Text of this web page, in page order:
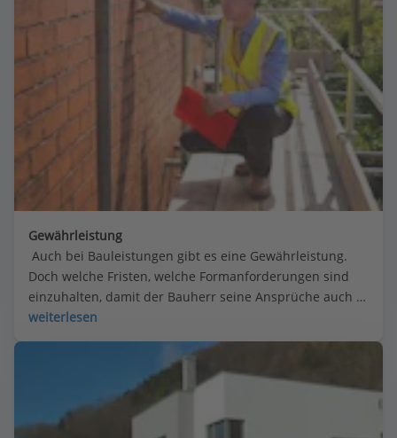
Gewährleistung
Auch bei Bauleistungen gibt es eine Gewährleistung.
Doch welche Fristen, welche Formanforderungen sind
einzuhalten, damit der Bauherr seine Ansprüche auch
durchsetzen kann?
weiterlesen